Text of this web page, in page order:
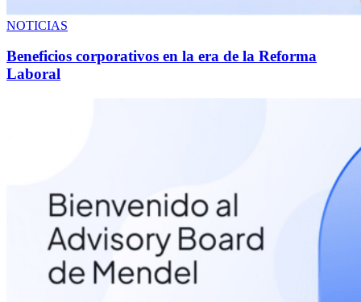
NOTICIAS
Beneficios corporativos en la era de la Reforma
Laboral